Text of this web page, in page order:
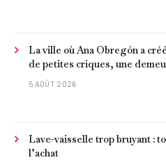
La ville où Ana Obregón a
de petites criques, une
mer et les meilleurs fruits de
5 AOÛT 2026
Lave-vaisselle trop bruyant :
l’achat